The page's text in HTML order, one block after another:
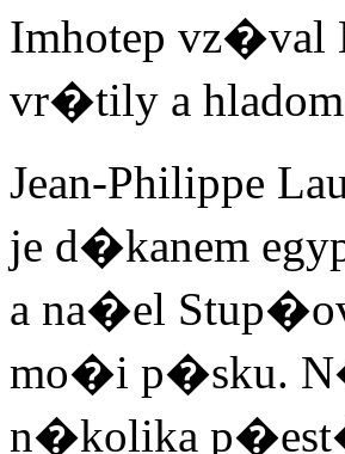
Imhotep vz�val
vr�tily a
Jean-Philippe
je d�kanem
a na�el
mo�i p�sku.
n�kolika